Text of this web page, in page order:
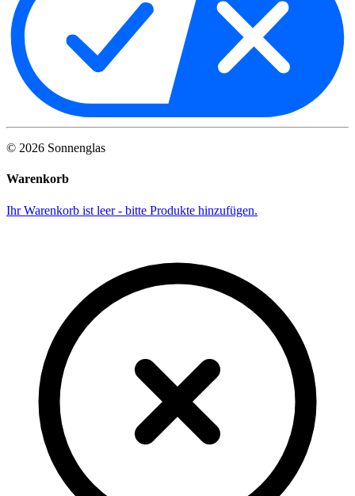
© 2026 Sonnenglas
Warenkorb
Ihr Warenkorb ist leer - bitte Produkte hinzufügen.